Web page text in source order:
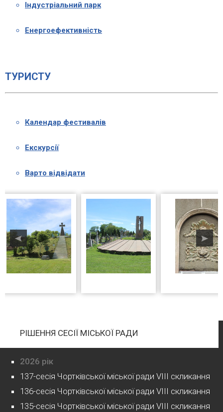
Індустріальний парк
Енергоефективність
ТУРИСТУ
Календар фестивалів
Екскурсії
Варто відвідати
РІШЕННЯ СЕСІЇ МІСЬКОЇ РАДИ
2026 рік
137-сесія Чортківської міської ради VIII скликання
136-сесія Чортківської міської ради VIII скликання
135-сесія Чортківської міської ради VIII скликання